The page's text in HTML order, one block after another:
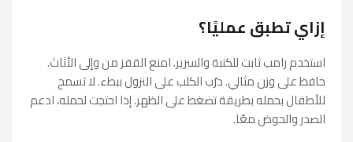
إزاي تطبق عمليًا؟
استخدم رامب ثابت للكنبة والسرير. امنع القفز من وإلى الأثاث.
حافظ على وزن مثالي. درّب الكلب على النزول ببطء. لا تسمح
للأطفال بحمله بطريقة تضغط على الظهر. إذا احتجت لحمله، ادعم
الصدر والحوض معًا.